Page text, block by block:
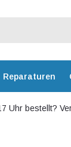
Reparaturen
Uhr bestellt?